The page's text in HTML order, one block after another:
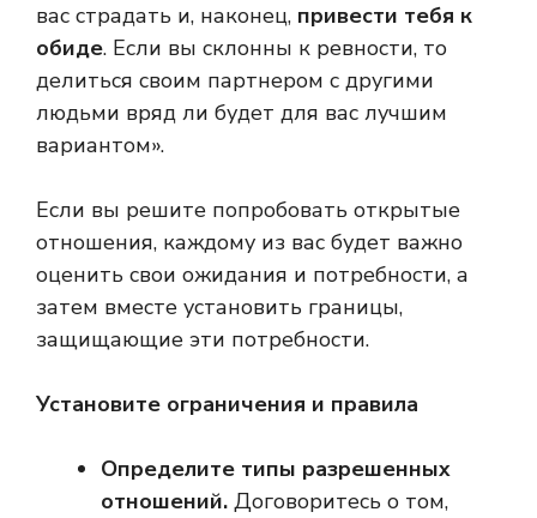
вас страдать и, наконец, привести тебя к
обиде. Если вы склонны к ревности, то
делиться своим партнером с другими
людьми вряд ли будет для вас лучшим
вариантом».
Если вы решите попробовать открытые
отношения, каждому из вас будет важно
оценить свои ожидания и потребности, а
затем вместе установить границы,
защищающие эти потребности.
Установите ограничения и правила
Определите типы разрешенных
отношений. Договоритесь о том,